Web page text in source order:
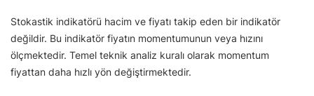
Stokastik indikatörü hacim ve fiyatı takip eden bir indikatör
değildir. Bu indikatör fiyatın momentumunun veya hızını
ölçmektedir. Temel teknik analiz kuralı olarak momentum
fiyattan daha hızlı yön değiştirmektedir.